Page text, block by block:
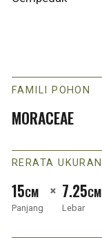
FAMILI POHON
MORACEAE
RERATA
15CM
Panjang
× 7.25CM
Lebar